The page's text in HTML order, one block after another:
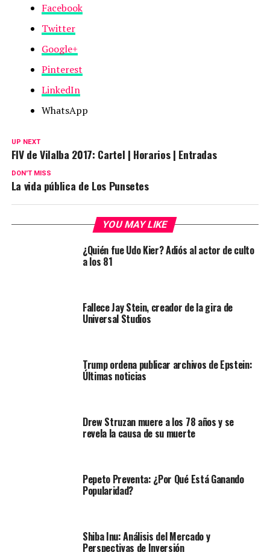
Facebook
Twitter
Google+
Pinterest
LinkedIn
WhatsApp
UP NEXT
FIV de Vilalba 2017: Cartel | Horarios | Entradas
DON'T MISS
La vida pública de Los Punsetes
YOU MAY LIKE
¿Quién fue Udo Kier? Adiós al actor de culto
a los 81
Fallece Jay Stein, creador de la gira de
Universal Studios
Trump ordena publicar archivos de Epstein:
Últimas noticias
Drew Struzan muere a los 78 años y se
revela la causa de su muerte
Pepeto Preventa: ¿Por Qué Está Ganando
Popularidad?
Shiba Inu: Análisis del Mercado y
Perspectivas de Inversión